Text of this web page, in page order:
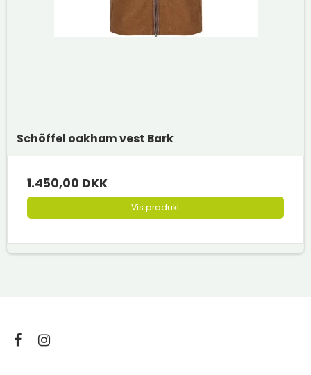
Schöffel oakham vest Bark
1.450,00 DKK
Vis produkt